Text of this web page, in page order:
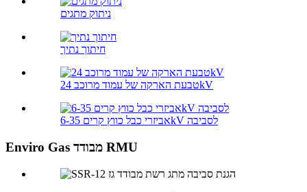
ניתוק מתגים
חיתוך נתיך
טבעת הארקה של עמוד מרוכב 24kV
אביזרי כבל כווץ קרים 6-35kV לסביבה
Enviro Gas מבודד RMU